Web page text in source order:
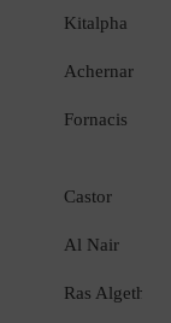
Kitalpha
Achernar
Fornacis
Castor
Al Nair
Ras Algethi